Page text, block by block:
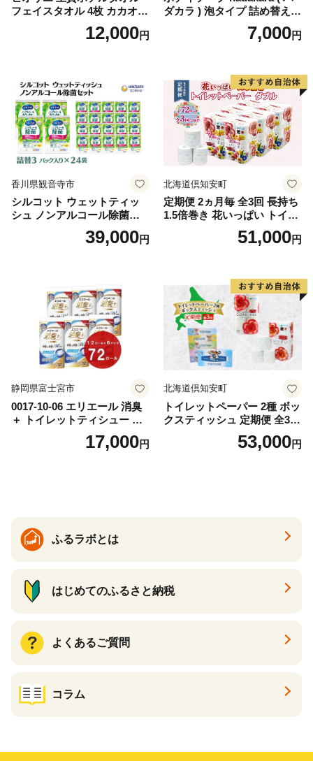
フェイスタオル 4枚 カカオ
【タオル 泉州タオル 吸水 普
段使い 無地 シンプル 日用品
12,000円
ダカラ ) 泡タイプ 詰め替え 4
40ml×4袋 ボディーソープ 泡
ボディソープ 泡 日用品 消耗
泡石鹸 石鹸 兵庫 兵庫県 小野
7,000円
香川県観音寺市
シルコット ウェットティッ
シュ ノンアルコール除菌詰
替（43枚×3P）×24袋 日用品
おもちゃ 拭き取り 手拭き 外
39,000円
北海道倶知安町
定期便 2ヵ月毎 全3回 長持ち
1.5倍巻き 花いっぱい トイレ
ットペーパー ダブル 45ｍ 計
72ロール 全18種 花柄 プリン
ー 消耗品 備蓄 送料無料 北海
道 倶知安町 日用品
51,000円
静岡県富士宮市
0017-10-06 エリエール 消臭
＋ トイレットティシュー し
っかり香るフレッシュクリア
の香り ダブル 12ロール×6パ
17,000円
北海道倶知安町
トイレットペーパー 2種 ボッ
クスティッシュ 定期便 全3
回 日本製 まとめ買い 防災
常備品 日用雑貨 消耗品 生活
53,000円
ふるラボとは
はじめてのふるさと納税
よくあるご質問
コラム